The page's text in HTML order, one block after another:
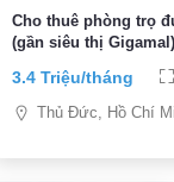
Cho thuê phòng trọ
(gần siêu thị Gigamal)
3.4 Triệu/tháng
Thủ Đức, Hồ Chí